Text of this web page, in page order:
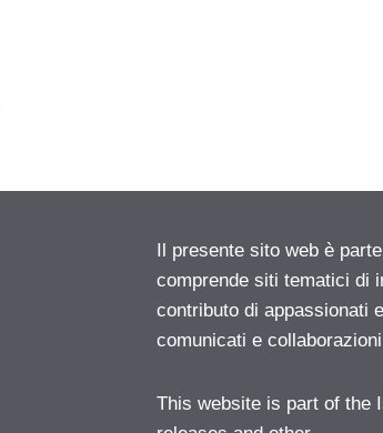
Il presente sito web è
comprende siti tematici di
contributo di appassionati
comunicati e
This website is part of the